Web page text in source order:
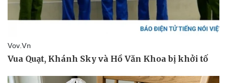
Pháp luật
Tin nóng
Tư vấn luật
Quân sự - Quốc phòng
Phân tích